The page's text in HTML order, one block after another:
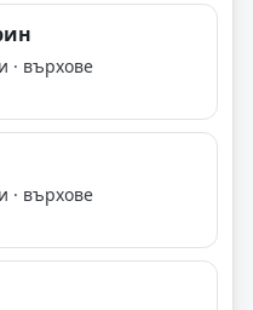
· върхове
· върхове